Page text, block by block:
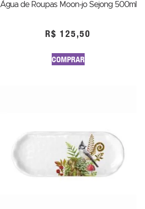
Água de Roupas Moon-jo Sejong 500ml
R$ 125,50
COMPRAR